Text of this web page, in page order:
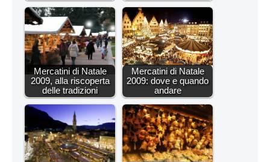
Mercatini di Natale
2009, alla riscoperta
delle tradizioni
Mercatini di Natale
2009: dove e quando
andare